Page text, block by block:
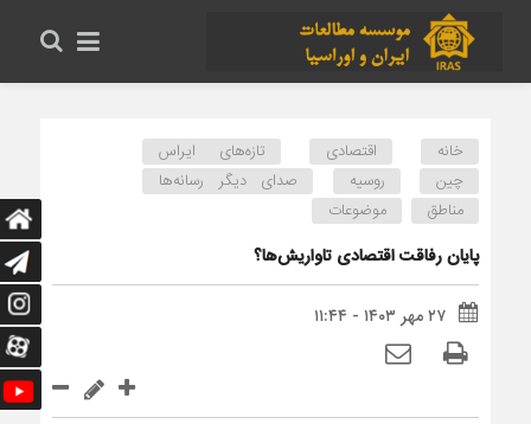
خانه اقتصادی
تازه‌های ایراس
چین
روسیه
صدای دیگر رسانه‌ها
مناطق
موضوعات
پایان رفاقت اقتصادی تاواریش‌ها؟
۲۷ مهر ۱۴۰۳ - ۱۱:۴۴